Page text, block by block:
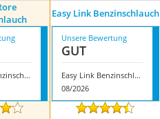
Easy Link Benzinschlauch
Storystore Benzinschlauch
Unsere Bewertung
GUT
Easy Link Benzinschlauch
08/2026